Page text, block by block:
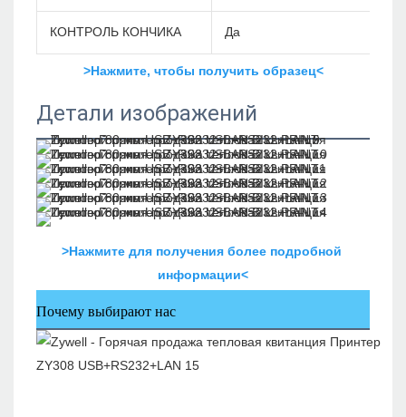
КОНТРОЛЬ КОНЧИКА Да
>Нажмите, чтобы получить образец<
Детали изображений
>Нажмите для получения более подробной
информации<
Почему выбирают нас